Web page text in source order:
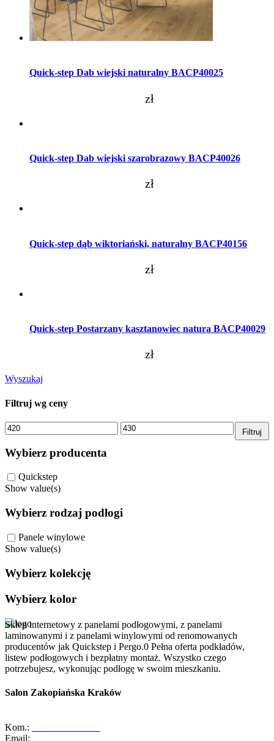
Quick-step Dab wiejski naturalny BACP40025
zł
Quick-step Dab wiejski szarobrazowy BACP40026
zł
Quick-step dąb wiktoriański, naturalny BACP40156
zł
Quick-step Postarzany kasztanowiec natura BACP40029
zł
Wyszukaj
Filtruj wg ceny
Cena
min.
Cena
maks.
Filtruj
Wybierz producenta
Quickstep
Show value(s)
Wybierz rodzaj podłogi
Panele winylowe
Show value(s)
Wybierz kolekcję
Wybierz kolor
Sklep internetowy z panelami podłogowymi, z panelami
laminowanymi i z panelami winylowymi od renomowanych
producentów jak Quickstep i Pergo.0 Pełna oferta podkładów,
listew podłogowych i bezpłatny montaż. Wszystko czego
potrzebujesz, wykonując podłogę w swoim mieszkaniu.
Salon Zakopiańska Kraków
Kom.:
Email: